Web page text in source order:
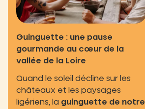
Guinguette : une pause
gourmande au cœur de la
vallée de la Loire
Quand le soleil décline sur les
châteaux et les paysages
ligériens, la guinguette de notre